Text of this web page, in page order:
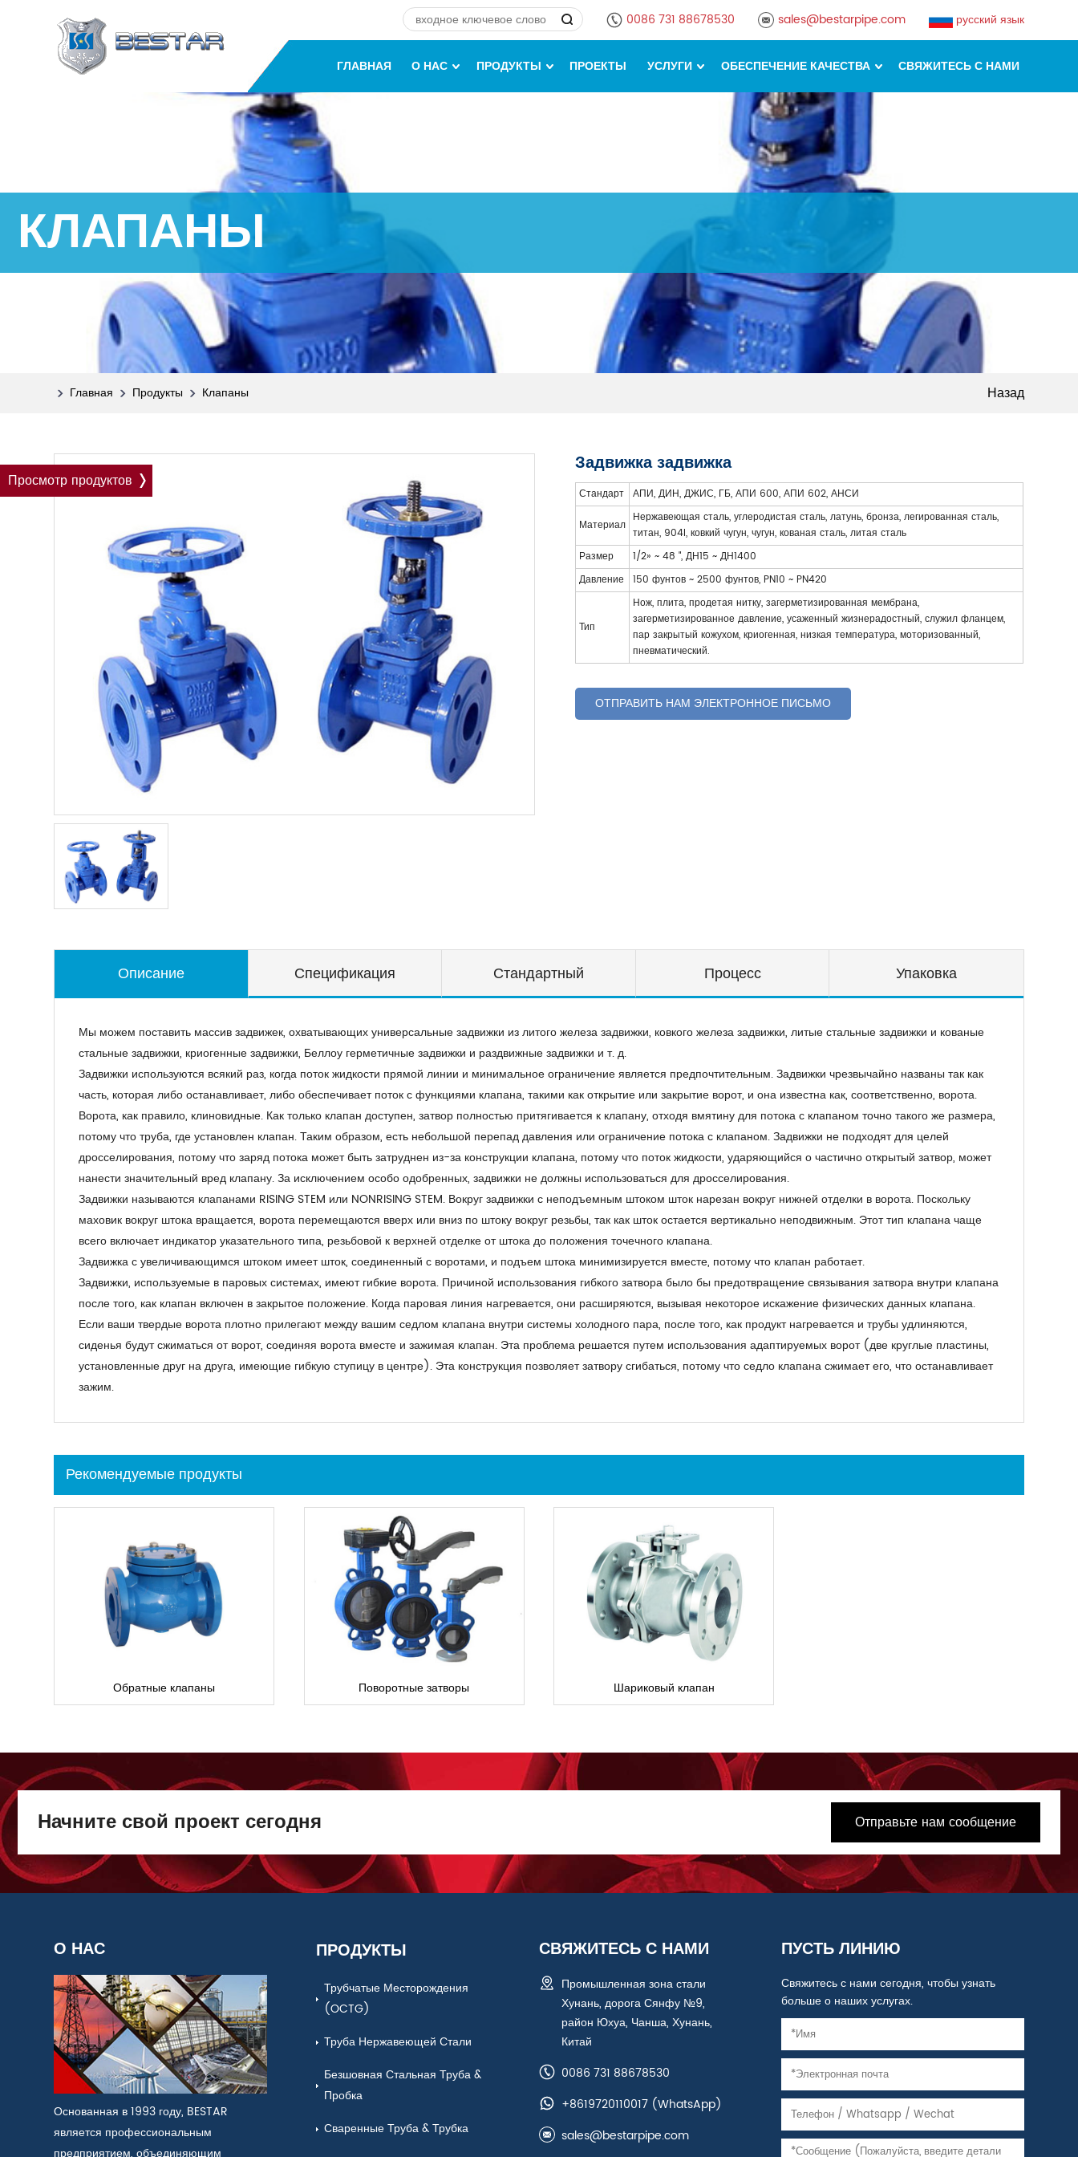
0086 731 88678530 sales@bestarpipe.com русский язык
ГЛАВНАЯ О НАС ПРОДУКТЫ ПРОЕКТЫ УСЛУГИ ОБЕСПЕЧЕНИЕ КАЧЕСТВА СВЯЖИТЕСЬ С НАМИ
КЛАПАНЫ
Назад
Главная Продукты Клапаны
Просмотр продуктов
Задвижка задвижка
Стандарт АПИ, ДИН, ДЖИС, ГБ, АПИ 600, АПИ 602, АНСИ
Материал
Нержавеющая сталь, углеродистая сталь, латунь, бронза, легированная сталь,
титан, 904l, ковкий чугун, чугун, кованая сталь, литая сталь
Размер
1/2» ~ 48 ", ДН15 ~ ДН1400
Давление
150 фунтов ~ 2500 фунтов, PN10 ~ PN420
Тип
Нож, плита, продетая нитку, загерметизированная мембрана,
загерметизированное давление, усаженный жизнерадостный, служил фланцем,
пар закрытый кожухом, криогенная, низкая температура, моторизованный,
пневматический.
ОТПРАВИТЬ НАМ ЭЛЕКТРОННОЕ ПИСЬМО
Описание Спецификация Стандартный Процесс Упаковка
Мы можем поставить массив задвижек, охватывающих универсальные задвижки из литого железа задвижки, ковкого железа задвижки, литые стальные задвижки и кованые
стальные задвижки, криогенные задвижки, Беллоу герметичные задвижки и раздвижные задвижки и т. д.
Задвижки используются всякий раз, когда поток жидкости прямой линии и минимальное ограничение является предпочтительным. Задвижки чрезвычайно названы так как
часть, которая либо останавливает, либо обеспечивает поток с функциями клапана, такими как открытие или закрытие ворот, и она известна как, соответственно, ворота.
Ворота, как правило, клиновидные. Как только клапан доступен, затвор полностью притягивается к клапану, отходя вмятину для потока с клапаном точно такого же размера,
потому что труба, где установлен клапан. Таким образом, есть небольшой перепад давления или ограничение потока с клапаном. Задвижки не подходят для целей
дросселирования, потому что заряд потока может быть затруднен из-за конструкции клапана, потому что поток жидкости, ударяющийся о частично открытый затвор, может
нанести значительный вред клапану. За исключением особо одобренных, задвижки не должны использоваться для дросселирования.
Задвижки называются клапанами RISING STEM или NONRISING STEM. Вокруг задвижки с неподъемным штоком шток нарезан вокруг нижней отделки в ворота. Поскольку
маховик вокруг штока вращается, ворота перемещаются вверх или вниз по штоку вокруг резьбы, так как шток остается вертикально неподвижным. Этот тип клапана чаще
всего включает индикатор указательного типа, резьбовой к верхней отделке от штока до положения точечного клапана.
Задвижка с увеличивающимся штоком имеет шток, соединенный с воротами, и подъем штока минимизируется вместе, потому что клапан работает.
Задвижки, используемые в паровых системах, имеют гибкие ворота. Причиной использования гибкого затвора было бы предотвращение связывания затвора внутри клапана
после того, как клапан включен в закрытое положение. Когда паровая линия нагревается, они расширяются, вызывая некоторое искажение физических данных клапана.
Если ваши твердые ворота плотно прилегают между вашим седлом клапана внутри системы холодного пара, после того, как продукт нагревается и трубы удлиняются,
сиденья будут сжиматься от ворот, соединяя ворота вместе и зажимая клапан. Эта проблема решается путем использования адаптируемых ворот (две круглые пластины,
установленные друг на друга, имеющие гибкую ступицу в центре). Эта конструкция позволяет затвору сгибаться, потому что седло клапана сжимает его, что останавливает
зажим.
Рекомендуемые продукты
Обратные клапаны Поворотные затворы Шариковый клапан
Начните свой проект сегодня Отправьте нам сообщение
О НАС
Основанная в 1993 году, BESTAR
является профессиональным
предприятием, объединяющим
ПРОДУКТЫ
Трубчатые Месторождения
(OCTG)
Труба Нержавеющей Стали
Безшовная Стальная Труба &
Пробка
Сваренные Труба & Трубка
СВЯЖИТЕСЬ С НАМИ
Промышленная зона стали
Хунань, дорога Сянфу №9,
район Юхуа, Чанша, Хунань,
Китай
0086 731 88678530
+8619720110017(WhatsApp)
sales@bestarpipe.com
ПУСТЬ ЛИНИЮ
Свяжитесь с нами сегодня, чтобы узнать
больше о наших услугах.